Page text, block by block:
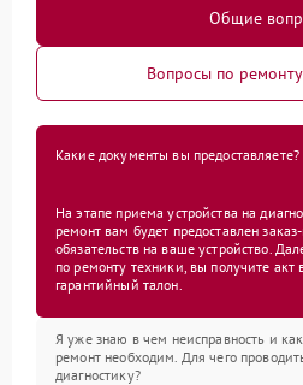
Общие
Вопросы по
Какие документы вы предоставляете?
На этапе приема устройства на
ремонт вам будет предоставлен
обязательств на ваше устройство.
по ремонту техники, вы получите акт
гарантийный талон.
Я уже знаю в чем неисправность и
ремонт необходим. Для чего
диагностику?